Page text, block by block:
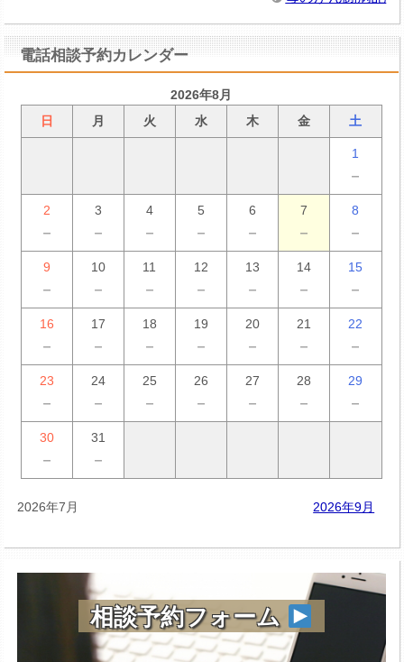
電話相談予約カレンダー
2026年8月
日
月 火 水 木 金 土
1
－
2
－
3
－
4
－
5
－
6
－
7
－
8
－
9
－
10
－
11
－
12
－
13
－
14
－
15
－
16
－
17
－
18
－
19
－
20
－
21
－
22
－
23
－
24
－
25
－
26
－
27
－
28
－
29
－
30
－
31
－
2026年7月 2026年9月
相談予約フォーム